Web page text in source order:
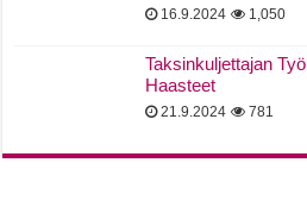
16.9.2024 1,050
Taksinkuljettajan
Haasteet
21.9.2024 781